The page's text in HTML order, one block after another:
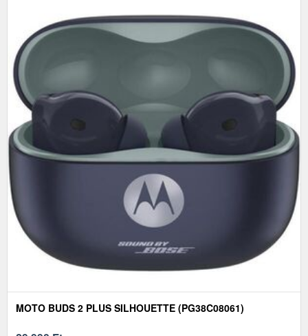
MOTO BUDS 2 PLUS SILHOUETTE (PG38C08061)